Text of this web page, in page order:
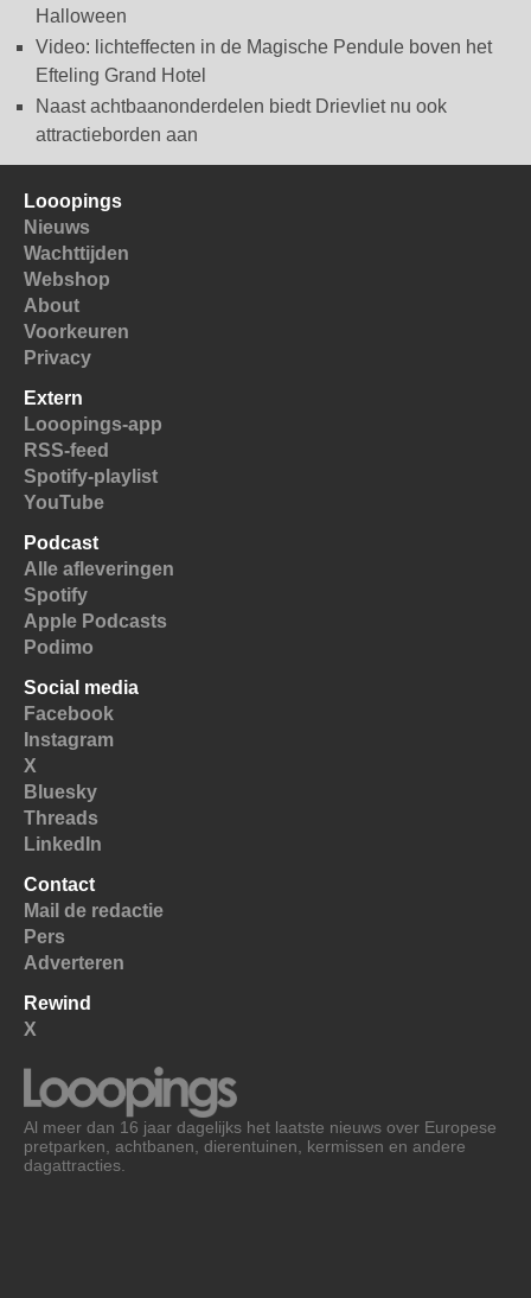
Halloween
Video: lichteffecten in de Magische Pendule boven het
Efteling Grand Hotel
Naast achtbaanonderdelen biedt Drievliet nu ook
attractieborden aan
Looopings
Nieuws
Wachttijden
Webshop
About
Voorkeuren
Privacy
Extern
Looopings-app
RSS-feed
Spotify-playlist
YouTube
Podcast
Alle afleveringen
Spotify
Apple Podcasts
Podimo
Social media
Facebook
Instagram
X
Bluesky
Threads
LinkedIn
Contact
Mail de redactie
Pers
Adverteren
Rewind
X
Al meer dan 16 jaar dagelijks het laatste nieuws over Europese
pretparken, achtbanen, dierentuinen, kermissen en andere
dagattracties.